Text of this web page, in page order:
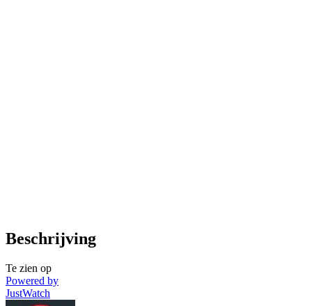
Beschrijving
Te zien op
Powered by
JustWatch